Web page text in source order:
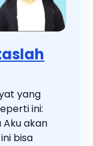
yang
ini:
akan
bisa